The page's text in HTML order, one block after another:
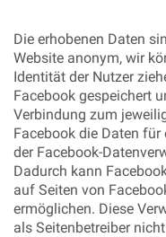
Die erhobenen Daten
Website anonym, wir
Identität der Nutzer
Facebook gespeichert
Verbindung zum
Facebook die Daten für
der Facebook-
Dadurch kann
auf Seiten von
ermöglichen. Diese
als Seitenbetreiber